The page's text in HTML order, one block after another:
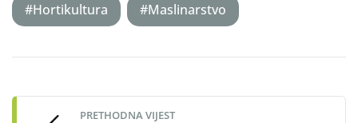
#Hortikultura #Maslinarstvo
navigation
PRETHODNA VIJEST